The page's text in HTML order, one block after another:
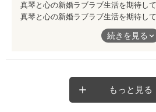
真琴と心の新婚ラブラブ生活を期待し
たね子供編! 更新頑張って下さいね。
続きを見る
もっと見る